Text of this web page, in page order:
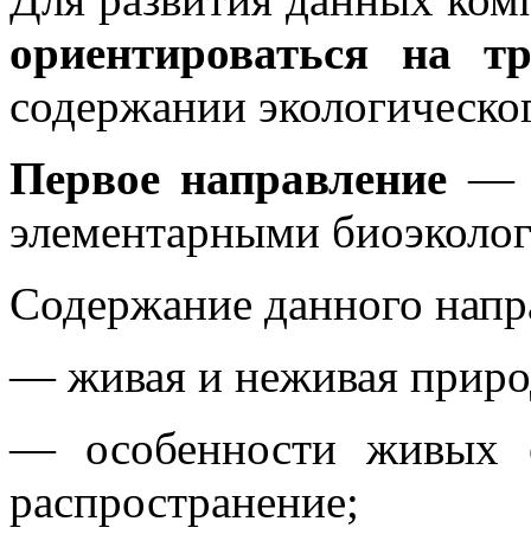
ориентироваться на
содержании
Первое направление —
элементарными
Содержание данного
— живая и неживая
— особенности живых
распространение;